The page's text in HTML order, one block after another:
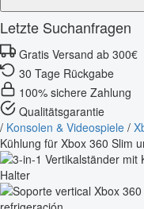
Letzte Suchanfragen
Gratis Versand ab 300€
30 Tage Rückgabe
100% sichere Zahlung
Qualitätsgarantie
/ Konsolen & Videospiele /
Kühlung für Xbox 360 Slim